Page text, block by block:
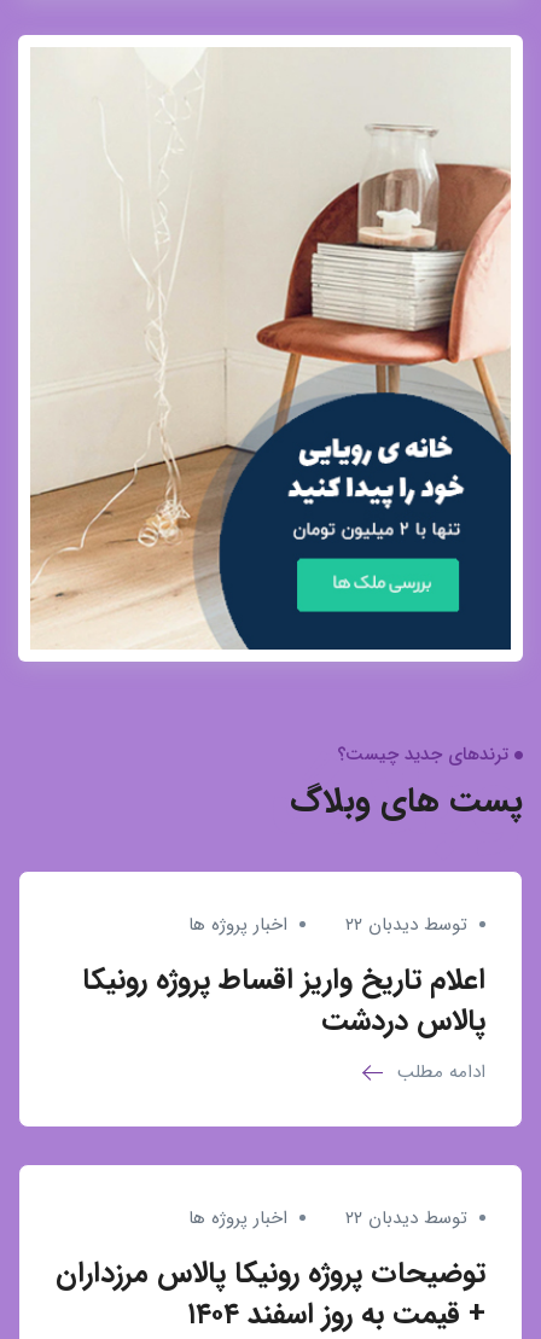
وبلاگ
ترندهای جدید چیست؟
پست های وبلاگ
توسط دیدبان ۲۲ اخبار پروژه ها
اعلام تاریخ واریز اقساط پروژه رونیکا
پالاس دردشت
ادامه مطلب
توسط دیدبان ۲۲ اخبار پروژه ها
توضیحات پروژه رونیکا پالاس مرزداران
+ قیمت به روز اسفند ۱۴۰۴